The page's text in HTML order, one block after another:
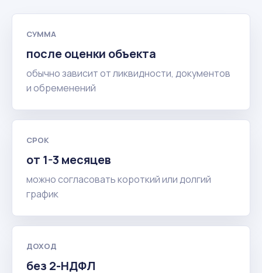
СУММА
после оценки объекта
обычно зависит от ликвидности, документов
и обременений
СРОК
от 1-3 месяцев
можно согласовать короткий или долгий
график
ДОХОД
без 2-НДФЛ